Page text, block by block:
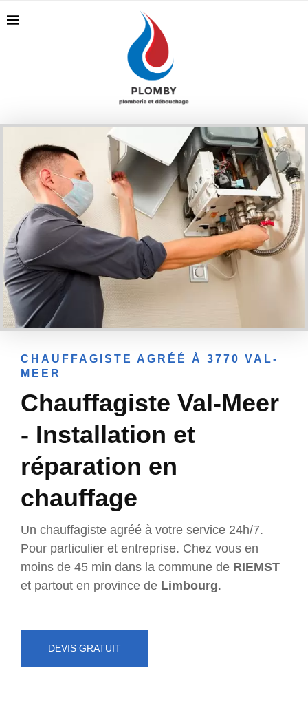
CHAUFFAGISTE AGRÉÉ À 3770 VAL-
MEER
Chauffagiste Val-Meer
- Installation et
réparation en
chauffage
Un chauffagiste agréé à votre service 24h/7.
Pour particulier et entreprise. Chez vous en
moins de 45 min dans la commune de RIEMST
et partout en province de Limbourg.
DEVIS GRATUIT